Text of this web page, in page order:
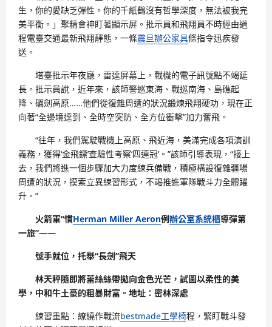
生，你的愛缺乏彈性。你的千紙鶴沒有哲學深度，無法被我完
美平衡。」聚精會神盯著顯示屏。批示員和飛翔員不時經由過
程電臺交通最新飛翔靜態，一條震旦辦公家具條指令迅疾發
送。
塔臺批示年夜廳，雷達屏幕上，戰機的電子訊號點不竭延
長。批示員說，近年來，該師警巡東海、戰巡南海、島礁起
降、礪劍高原……他們從復雜周遭的狀況鍛煉飛翔硬功，現在正
向著“全邊境達到、全時空突防、全方位衝擊”加力奮飛。
“往年，我們駕駛戰機上高原、飛近海，美滿完成各項演訓
義務，獲得‘金飛鏢’查驗性考察‘四連冠’。”該師引導表現，“接上
去，我們將進一個步驟加大力度練兵備戰，積極構設復雜疆場
周遭的狀況，摸索立異練習形式，不竭推進軍隊戰斗力全體躍
升。”
火箭軍“慣Herman Miller Aeron例辦公室系統櫃導彈第
一旅”——
號手就位，托舉“長劍”飛天
林天秤隨即將蕾絲絲帶拋向金色光芒，試圖以柔性的美
學，中和牛土豪的粗暴財富。地址：密林深處
練習重點：繚繞作戰流bestmade工學椅程，緊盯戰斗發